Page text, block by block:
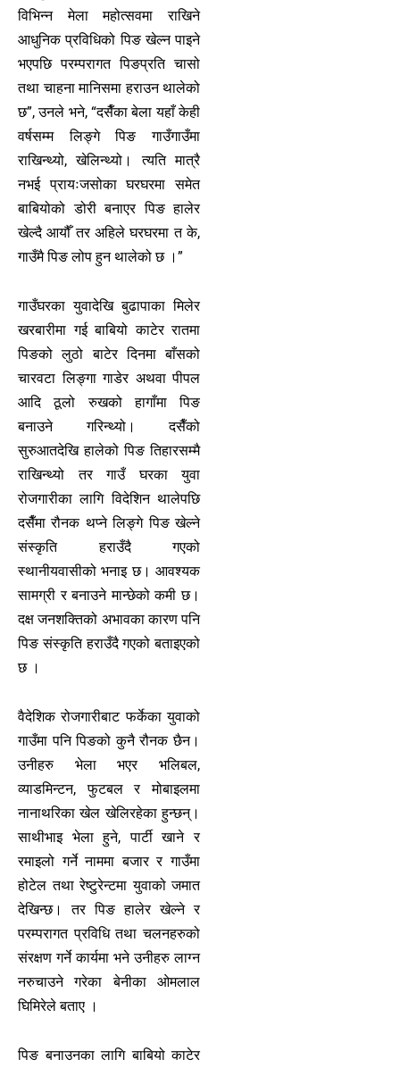
विभिन्न मेला महोत्सवमा राखिने
आधुनिक प्रविधिको पिङ खेल्न पाइने
भएपछि परम्परागत पिङप्रति चासो
तथा चाहना मानिसमा हराउन थालेको
छ”, उनले भने, “दसैँका बेला यहाँ केही
वर्षसम्म लिङ्गे पिङ गाउँगाउँमा
राखिन्थ्यो, खेलिन्थ्यो। त्यति मात्रै
नभई प्रायःजसोका घरघरमा समेत
बाबियोको डोरी बनाएर पिङ हालेर
खेल्दै आयौँ तर अहिले घरघरमा त के,
गाउँमै पिङ लोप हुन थालेको छ ।”
गाउँघरका युवादेखि बुढापाका मिलेर
खरबारीमा गई बाबियो काटेर रातमा
पिङको लुठो बाटेर दिनमा बाँसको
चारवटा लिङ्गा गाडेर अथवा पीपल
आदि ठूलो रुखको हागाँमा पिङ
बनाउने गरिन्थ्यो। दसैँको
सुरुआतदेखि हालेको पिङ तिहारसम्मै
राखिन्थ्यो तर गाउँ घरका युवा
रोजगारीका लागि विदेशिन थालेपछि
दसैँमा रौनक थप्ने लिङ्गे पिङ खेल्ने
संस्कृति हराउँदै गएको
स्थानीयवासीको भनाइ छ। आवश्यक
सामग्री र बनाउने मान्छेको कमी छ।
दक्ष जनशक्तिको अभावका कारण पनि
पिङ संस्कृति हराउँदै गएको बताइएको
छ ।
वैदेशिक रोजगारीबाट फर्केका युवाको
गाउँमा पनि पिङको कुनै रौनक छैन।
उनीहरु भेला भएर भलिबल,
व्याडमिन्टन, फुटबल र मोबाइलमा
नानाथरिका खेल खेलिरहेका हुन्छन्।
साथीभाइ भेला हुने, पार्टी खाने र
रमाइलो गर्ने नाममा बजार र गाउँमा
होटेल तथा रेष्टुरेन्टमा युवाको जमात
देखिन्छ। तर पिङ हालेर खेल्ने र
परम्परागत प्रविधि तथा चलनहरुको
संरक्षण गर्ने कार्यमा भने उनीहरु लाग्न
नरुचाउने गरेका बेनीका ओमलाल
घिमिरेले बताए ।
पिङ बनाउनका लागि बाबियो काटेर